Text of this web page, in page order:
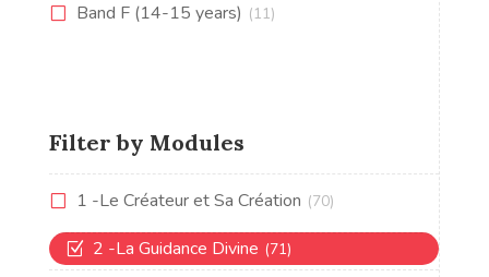
Band F (14-15 years) (11)
Filter by Modules
1 -Le Créateur et Sa Création (70)
2 -La Guidance Divine (71)